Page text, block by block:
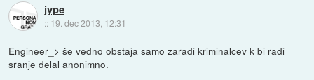
jype
:: 19. dec 2013, 12:31
Engineer_> še vedno obstaja samo zaradi kriminalcev k bi radi
sranje delal anonimno.